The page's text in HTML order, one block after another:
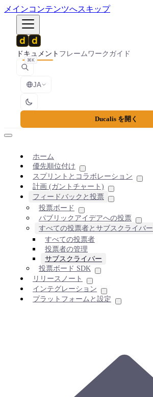
メインコンテンツへスキップ
ドキュメント フレームワークガイド
⌘K
JA
Ducalis を開く
ホーム
優先順位付け
スプリントとコラボレーション
計画 (ガントチャート)
フィードバックと投票
投票ボード
パブリックアイデアへの投票
すべての投票者とサブスクライバー
すべての投票者
投票者の管理
サブスクライバー
投票ボード SDK
リリースノート
インテグレーション
プラットフォームと設定